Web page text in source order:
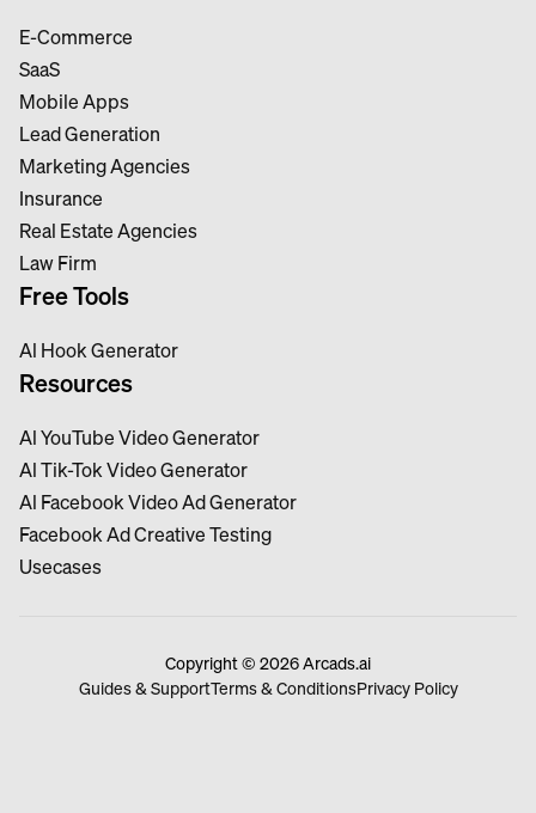
E-Commerce
SaaS
Mobile Apps
Lead Generation
Marketing Agencies
Insurance
Real Estate Agencies
Law Firm
Free Tools
Al Hook Generator
Resources
Al YouTube Video Generator
Al Tik-Tok Video Generator
Al Facebook Video Ad Generator
Facebook Ad Creative Testing
Usecases
Copyright © 2026 Arcads.ai
Guides & SupportTerms & ConditionsPrivacy Policy